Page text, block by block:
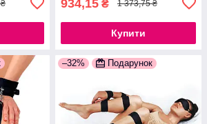
934,15 ₴ 1 373,75 ₴
Купити
–32% Подарунок